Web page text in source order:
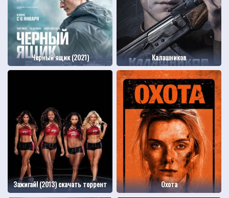
Черный ящик (2021) Калашников
Зажигай! (2013) скачать торрент Охота